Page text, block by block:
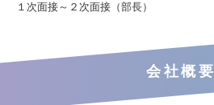
１次面接～２次面接（部長）
会社概要